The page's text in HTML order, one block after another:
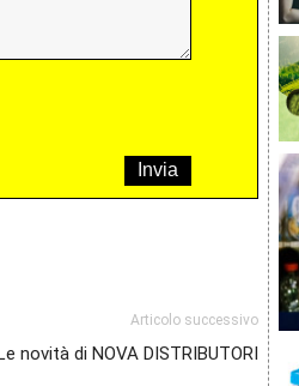
Articolo successivo
novità di NOVA DISTRIBUTORI